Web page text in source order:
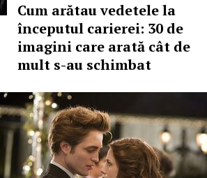
Cum arătau vedetele la
începutul carierei: 30 de
imagini care arată cât de
mult s-au schimbat